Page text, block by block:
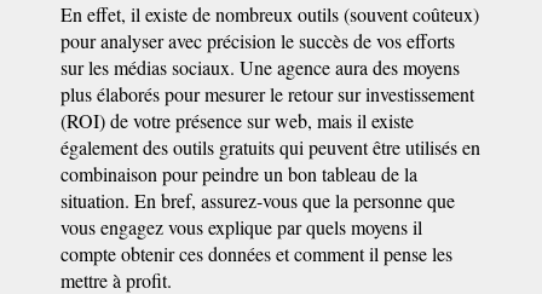
En effet, il existe de nombreux outils (souvent coûteux)
pour analyser avec précision le succès de vos efforts
sur les médias sociaux. Une agence aura des moyens
plus élaborés pour mesurer le retour sur investissement
(ROI) de votre présence sur web, mais il existe
également des outils gratuits qui peuvent être utilisés en
combinaison pour peindre un bon tableau de la
situation. En bref, assurez-vous que la personne que
vous engagez vous explique par quels moyens il
compte obtenir ces données et comment il pense les
mettre à profit.